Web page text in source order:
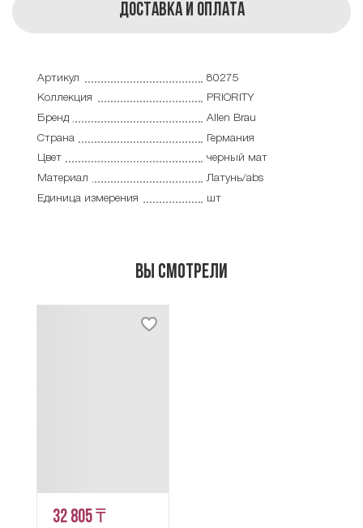
Доставка и оплата
Артикул
80275
Коллекция
PRIORITY
Бренд
Allen Brau
Страна
Германия
Цвет
черный мат
Материал
Латунь/abs
Единица измерения
шт
Вы смотрели
32 805 ₸